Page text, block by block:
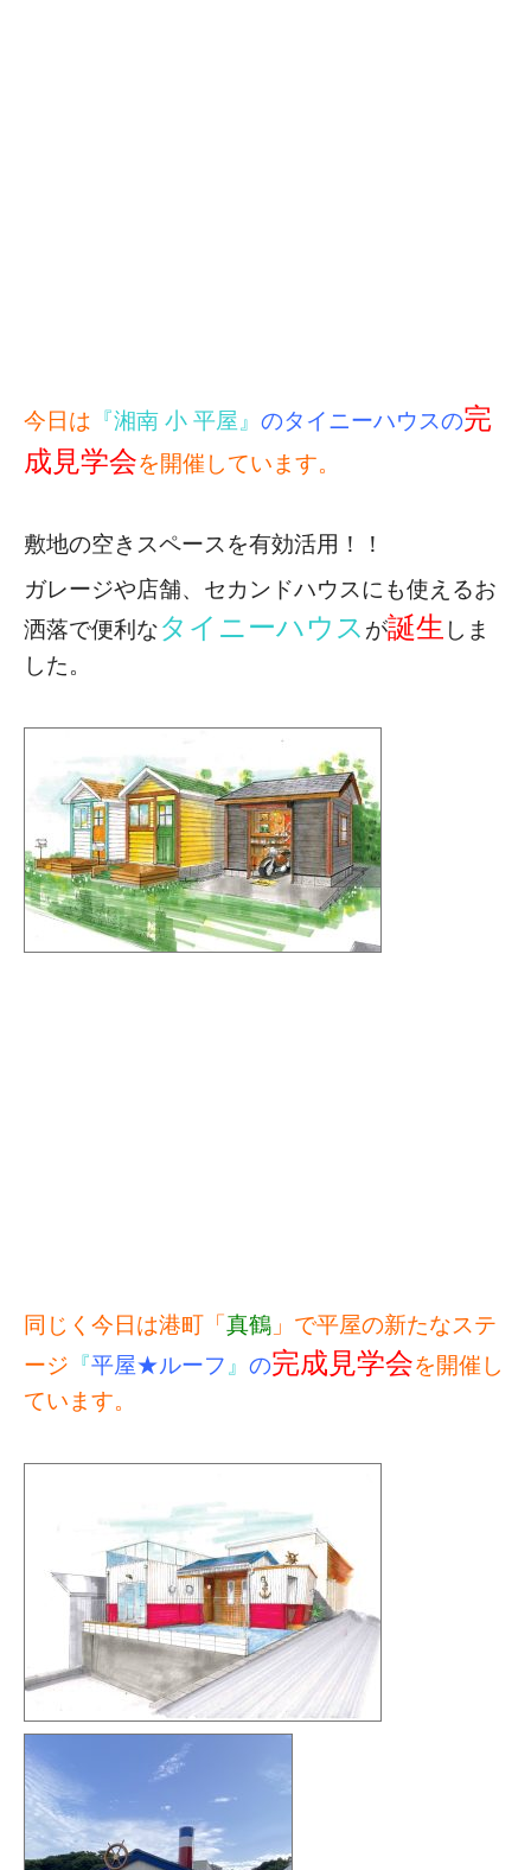
今日は 『湘南 小 平屋』 のタイニーハウスの完
成見学会を開催しています。
敷地の空きスペースを有効活用！！
ガレージや店舗、セカンドハウスにも使えるお
洒落で便利なタイニーハウス が誕生 しま
した。
同じく今日は港町「 真鶴 」で平屋の新たなステ
ージ 『平屋★ルーフ 』 の完成見学会を開催し
ています。